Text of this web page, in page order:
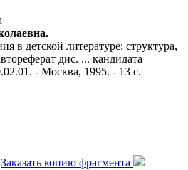
в детской литературе: структура,
дис. ... кандидата
- Москва, 1995. - 13 с.
Заказать копию фрагмента